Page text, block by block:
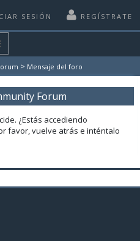
SESIÓN REGÍSTRATE
> Mensaje del foro
Forum
¿Estás accediendo
favor, vuelve atrás e inténtalo